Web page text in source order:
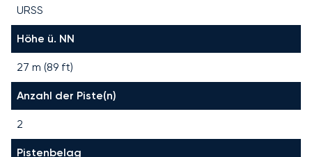
URSS
Höhe ü. NN
27 m (89 ft)
Anzahl der Piste(n)
2
Pistenbelag